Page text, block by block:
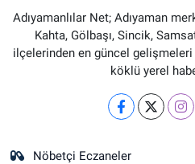
Adıyamanlılar Net; Adıyaman
Kahta, Gölbaşı, Sincik,
ilçelerinden en güncel gelişmeleri
köklü yerel
Nöbetçi Eczaneler